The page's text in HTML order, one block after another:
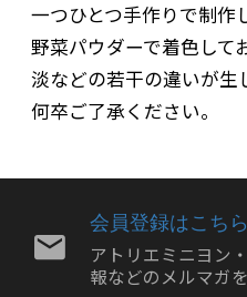
一つひとつ手作りで制作
野菜パウダーで着色して
淡などの若干の違いが生
何卒ご了承ください。
会員登録はこちら
アトリエミニヨン
報などのメルマガ